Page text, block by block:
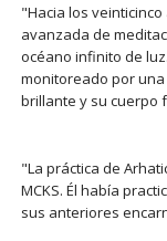
"Hacia los
avanzada de
océano infinito de
monitoreado por
brillante y su cuerpo
"La práctica de
MCKS. Él había
sus anteriores